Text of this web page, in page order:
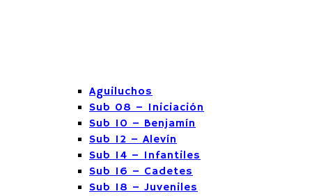
Aguiluchos
Sub 08 – Iniciación
Sub 10 – Benjamín
Sub 12 – Alevín
Sub 14 – Infantiles
Sub 16 – Cadetes
Sub 18 – Juveniles